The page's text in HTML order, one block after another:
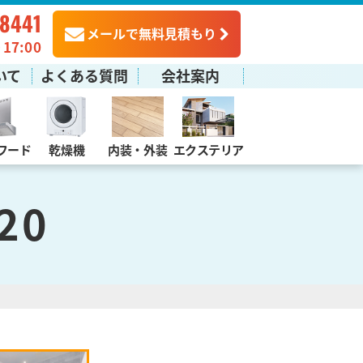
17:00
メールで無料見積もり
て よくある質問 会社案内
ード 乾燥機 内装・外装 エクステリア